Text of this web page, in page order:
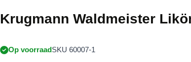
Krugmann Waldmeister
Op voorraadSKU 60007-1